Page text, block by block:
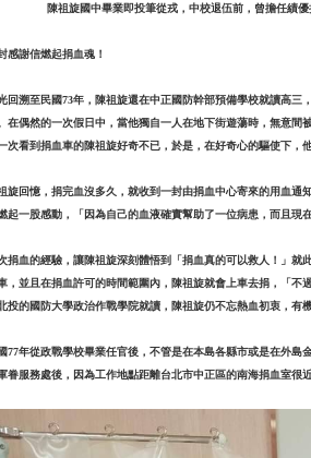
陳祖旋國中畢業即投筆從戎，中校退伍前，曾擔任績
感謝信燃起捐血魂！
回溯至民國73年，陳祖旋還在中正國防幹部預備學校就讀高
在偶然的一次假日中，當他獨自一人在地下街遊蕩時，無意間
次看到捐血車的陳祖旋好奇不已，於是，在好奇心的驅使下，
旋回憶，捐完血沒多久，就收到一封由捐血中心寄來的用血通
起一股感動，「因為自己的血液確實幫助了一位病患，而且現
捐血的經驗，讓陳祖旋深刻體悟到「捐血真的可以救人！」就
，並且在捐血許可的時間範圍內，陳祖旋就會上車去捐，「不
投的國防大學政治作戰學院就讀，陳祖旋仍不忘熱血初衷，有機
77年從政戰學校畢業任官後，不管是在本島各縣市或是在外
眷服務處後，因為工作地點距離台北市中正區的南海捐血室很